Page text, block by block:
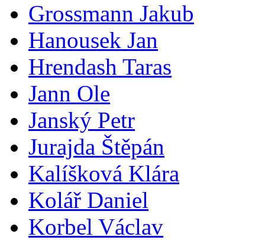
Grossmann Jakub
Hanousek Jan
Hrendash Taras
Jann Ole
Janský Petr
Jurajda Štěpán
Kalíšková Klára
Kolář Daniel
Korbel Václav